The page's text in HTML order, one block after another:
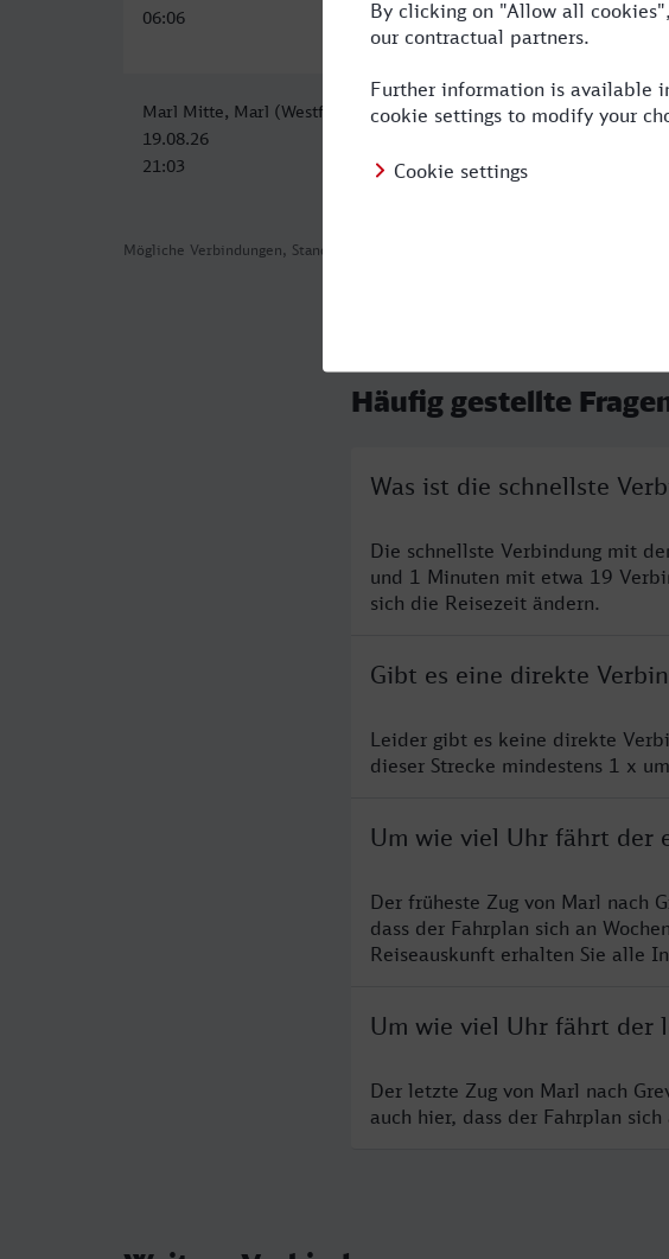
Mögliche Verbindungen, Stand: 2026-08-05 15:47
06:06
09:21
Marl Mitte, Marl (Westf)
19.08.26
21:03
Grevenbroich
00:21
Häufig gestellte
Was ist die schnellste
Die schnellste Verbindung mit
und 1 Minuten mit etwa 19
sich die Reisezeit ändern.
Gibt es eine direkte
Leider gibt es keine direkte
dieser Strecke mindestens 1 x
Um wie viel Uhr fährt der
Der früheste Zug von Marl nach
dass der Fahrplan sich an
Reiseauskunft erhalten Sie alle
Um wie viel Uhr fährt der
Der letzte Zug von Marl nach
auch hier, dass der Fahrplan